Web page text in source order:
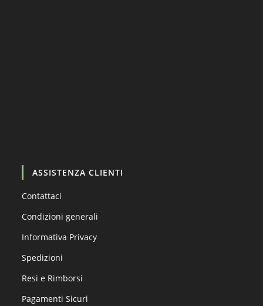
ASSISTENZA CLIENTI
Contattaci
Condizioni generali
Informativa Privacy
Spedizioni
Resi e Rimborsi
Pagamenti Sicuri